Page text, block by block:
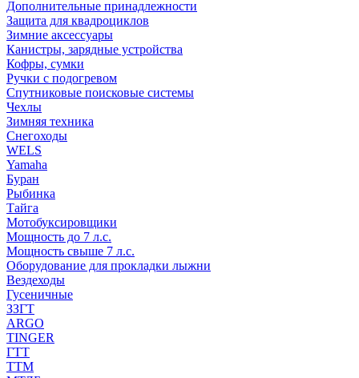
Дополнительные принадлежности
Защита для квадроциклов
Зимние аксессуары
Канистры, зарядные устройства
Кофры, сумки
Ручки с подогревом
Спутниковые поисковые системы
Чехлы
Зимняя техника
Снегоходы
WELS
Yamaha
Буран
Рыбинка
Тайга
Мотобуксировщики
Мощность до 7 л.с.
Мощность свыше 7 л.с.
Оборудование для прокладки лыжни
Вездеходы
Гусеничные
ЗЗГТ
ARGO
TINGER
ГТТ
ТТМ